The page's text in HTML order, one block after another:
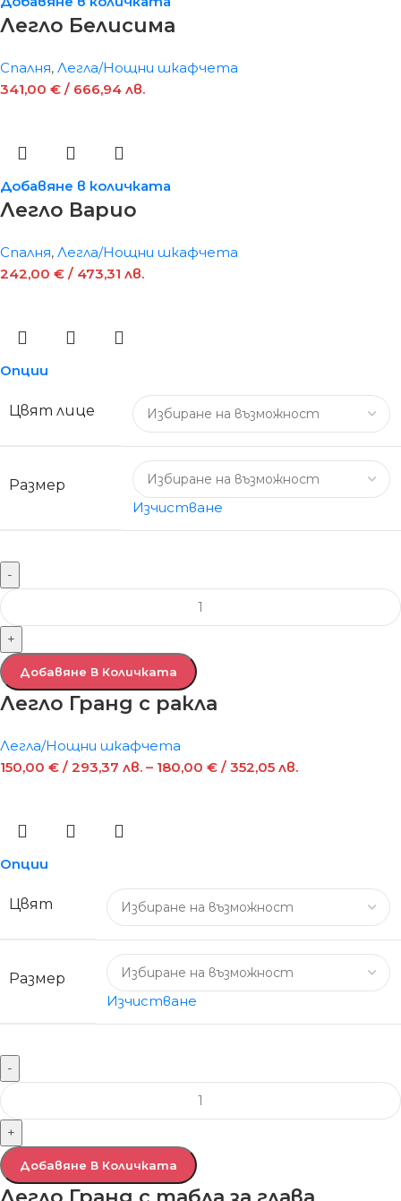
Легло Белисима
Спалня, Легла/Нощни шкафчета
341,00 € / 666,94 лв.
Добавяне в количката
Легло Варио
Спалня, Легла/Нощни шкафчета
242,00 € / 473,31 лв.
Опции
Цвят лице
Размер
Изчистване
-
+
Добавяне В Количката
Легло Гранд с ракла
Легла/Нощни шкафчета
150,00 € / 293,37 лв. – 180,00 € / 352,05 лв.
Опции
Цвят
Размер
Изчистване
-
+
Добавяне В Количката